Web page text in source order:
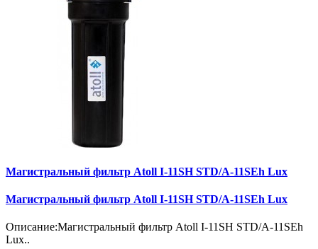
Магистральный фильтр Atoll I-11SH STD/A-11SEh Lux
Магистральный фильтр Atoll I-11SH STD/A-11SEh Lux
Описание:Магистральный фильтр Atoll I-11SH STD/A-11SEh
Lux..